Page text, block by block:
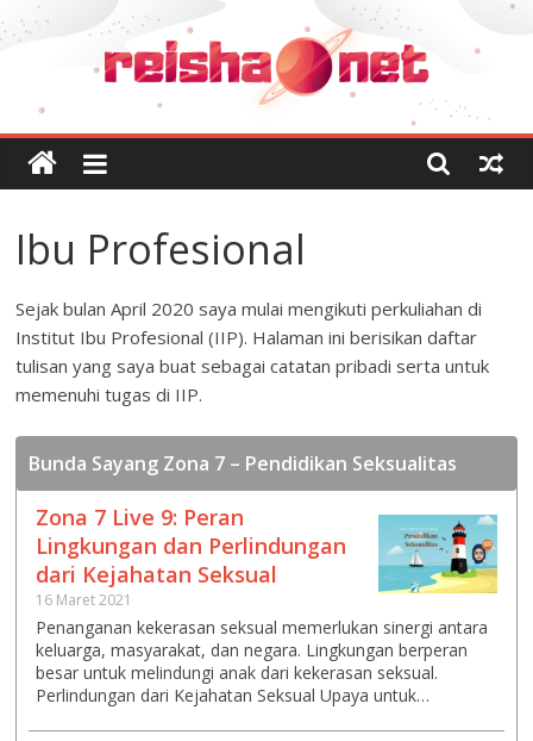
toReisha's
Planet
Blog
Personal
Humaira
Ibu Profesional
Sejak bulan April 2020 saya mulai mengikuti perkuliahan di
Institut Ibu Profesional (IIP). Halaman ini berisikan daftar
tulisan yang saya buat sebagai catatan pribadi serta untuk
memenuhi tugas di IIP.
Bunda Sayang Zona 7 – Pendidikan Seksualitas
Zona 7 Live 9: Peran
Lingkungan dan Perlindungan
dari Kejahatan Seksual
16 Maret 2021
Penanganan kekerasan seksual memerlukan sinergi antara
keluarga, masyarakat, dan negara. Lingkungan berperan
besar untuk melindungi anak dari kekerasan seksual.
Perlindungan dari Kejahatan Seksual Upaya untuk…